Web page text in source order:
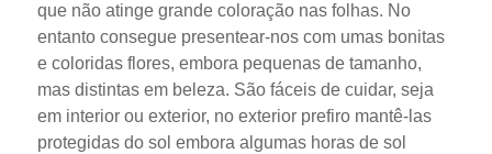
que não atinge grande coloração nas folhas. No
entanto consegue presentear-nos com umas bonitas
e coloridas flores, embora pequenas de tamanho,
mas distintas em beleza. São fáceis de cuidar, seja
em interior ou exterior, no exterior prefiro mantê-las
protegidas do sol embora algumas horas de sol